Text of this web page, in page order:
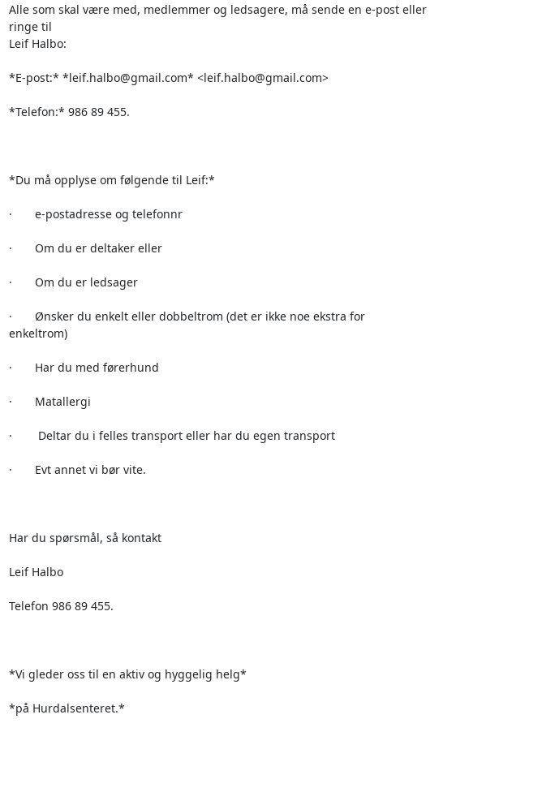
Alle som skal være med, medlemmer og ledsagere, må sende en e-post eller
ringe til
Leif Halbo:
*E-post:* *leif.halbo@gmail.com* <leif.halbo@gmail.com>
*Telefon:* 986 89 455.
*Du må opplyse om følgende til Leif:*
·       e-postadresse og telefonnr
·       Om du er deltaker eller
·       Om du er ledsager
·       Ønsker du enkelt eller dobbeltrom (det er ikke noe ekstra for
enkeltrom)
·       Har du med førerhund
·       Matallergi
·        Deltar du i felles transport eller har du egen transport
·       Evt annet vi bør vite.
Har du spørsmål, så kontakt
Leif Halbo
Telefon 986 89 455.
*Vi gleder oss til en aktiv og hyggelig helg*
*på Hurdalsenteret.*